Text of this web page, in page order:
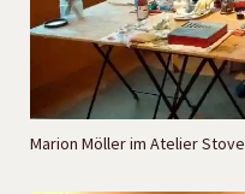
Marion Möller im Atelier Stove